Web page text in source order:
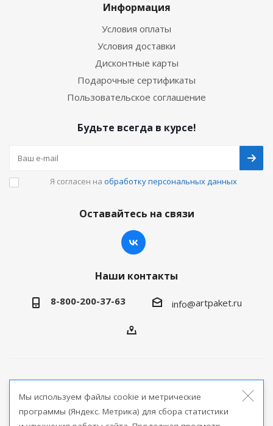
Информация
Условия оплаты
Условия доставки
Дисконтные карты
Подарочные сертификаты
Пользовательское соглашение
Будьте всегда в курсе!
Я согласен на обработку персональных данных
Оставайтесь на связи
Наши контакты
8-800-200-37-63 info@artpaket.ru
продукции
Мы используем файлы cookie и метрические
программы (Яндекс. Метрика) для сбора статистики